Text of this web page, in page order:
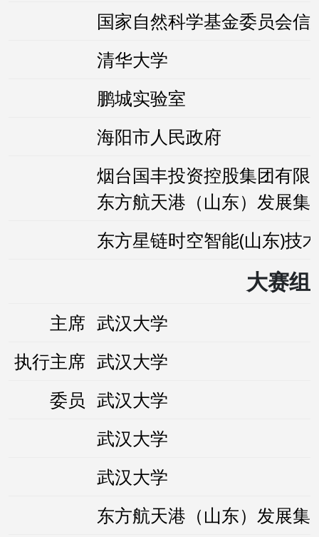
国家自然科学基金委员会信
清华大学
鹏城实验室
海阳市人民政府
烟台国丰投资控股集团有限
东方航天港（山东）发展集
东方星链时空智能(山东)技
大赛组
主席 武汉大学
执行主席 武汉大学
委员 武汉大学
武汉大学
武汉大学
东方航天港（山东）发展集